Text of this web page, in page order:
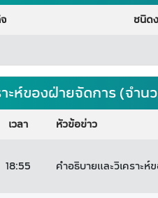
ชนิด
ะห์ของฝ่ายจัดการ (จำน
เวลา หัวข้อข่าว
18:55 คำอธิบายและวิเคราะห์